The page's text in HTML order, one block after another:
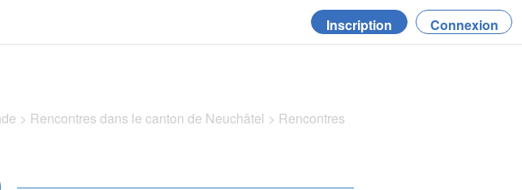
Inscription Connexion
> Rencontres dans le canton de Neuchâtel > Rencontres